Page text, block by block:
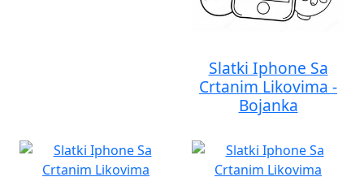
Slatki Iphone Sa
Crtanim Likovima -
Bojanka